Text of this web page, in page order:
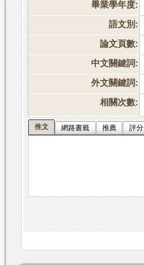
畢業學年度:
語文別:
論文頁數:
中文關鍵詞:
外文關鍵詞:
相關次數:
推文 網路書籤 推薦 評分